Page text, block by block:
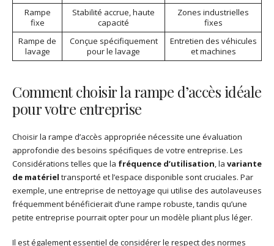
Rampe
fixe
Stabilité accrue, haute
capacité
Zones industrielles
fixes
Rampe de
lavage
Conçue spécifiquement
pour le lavage
Entretien des véhicules
et machines
Comment choisir la rampe d’accès idéale
pour votre entreprise
Choisir la rampe d’accès appropriée nécessite une évaluation
approfondie des besoins spécifiques de votre entreprise. Les
Considérations telles que la fréquence d’utilisation, la variante
de matériel transporté et l’espace disponible sont cruciales. Par
exemple, une entreprise de nettoyage qui utilise des autolaveuses
fréquemment bénéficierait d’une rampe robuste, tandis qu’une
petite entreprise pourrait opter pour un modèle pliant plus léger.
Il est également essentiel de considérer le respect des normes